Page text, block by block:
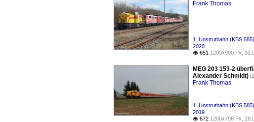
Frank Thomas
1. Unstrutbahn (KBS
2020
 651 1200x900 Px,
MEG 203 153-2
Alexander Schmidt)
Frank Thomas
1. Unstrutbahn (KBS
2019
 672 1200x798 Px,